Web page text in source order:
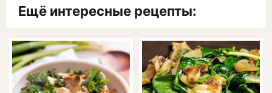
Ещё интересные рецепты: